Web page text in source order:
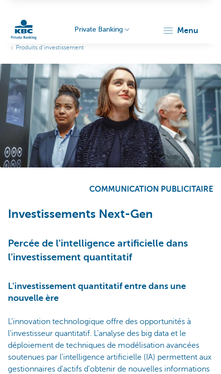
Private Banking menu
Produits d’investissement
COMMUNICATION PUBLICITAIRE
Investissements Next-Gen
Percée de l'intelligence artificielle dans
l'investissement quantitatif
L'investissement quantitatif entre dans une
nouvelle ère
L'innovation technologique offre des opportunités à
l'investisseur quantitatif. L'analyse des big data et le
déploiement de techniques de modélisation avancées
soutenues par l'intelligence artificielle (IA) permettent aux
gestionnaires d'actifs d'obtenir de nouvelles informations